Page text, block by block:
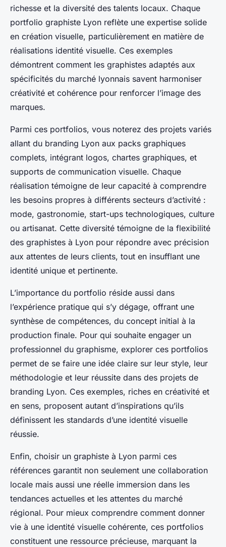
richesse et la diversité des talents locaux. Chaque
portfolio graphiste Lyon reflète une expertise solide
en création visuelle, particulièrement en matière de
réalisations identité visuelle. Ces exemples
démontrent comment les graphistes adaptés aux
spécificités du marché lyonnais savent harmoniser
créativité et cohérence pour renforcer l’image des
marques.
Parmi ces portfolios, vous noterez des projets variés
allant du branding Lyon aux packs graphiques
complets, intégrant logos, chartes graphiques, et
supports de communication visuelle. Chaque
réalisation témoigne de leur capacité à comprendre
les besoins propres à différents secteurs d’activité :
mode, gastronomie, start-ups technologiques, culture
ou artisanat. Cette diversité témoigne de la flexibilité
des graphistes à Lyon pour répondre avec précision
aux attentes de leurs clients, tout en insufflant une
identité unique et pertinente.
L’importance du portfolio réside aussi dans
l’expérience pratique qui s’y dégage, offrant une
synthèse de compétences, du concept initial à la
production finale. Pour qui souhaite engager un
professionnel du graphisme, explorer ces portfolios
permet de se faire une idée claire sur leur style, leur
méthodologie et leur réussite dans des projets de
branding Lyon. Ces exemples, riches en créativité et
en sens, proposent autant d’inspirations qu’ils
définissent les standards d’une identité visuelle
réussie.
Enfin, choisir un graphiste à Lyon parmi ces
références garantit non seulement une collaboration
locale mais aussi une réelle immersion dans les
tendances actuelles et les attentes du marché
régional. Pour mieux comprendre comment donner
vie à une identité visuelle cohérente, ces portfolios
constituent une ressource précieuse, marquant la